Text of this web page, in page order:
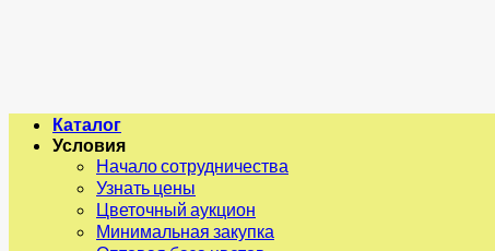
Каталог
Условия
Начало сотрудничества
Узнать цены
Цветочный аукцион
Минимальная закупка